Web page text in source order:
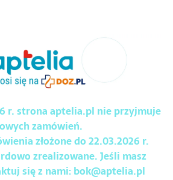
r. strona aptelia.pl nie przyjmuje
zamówień.
złożone do 22.03.2026 r.
zrealizowane. Jeśli masz
się z nami:bok@aptelia.pl